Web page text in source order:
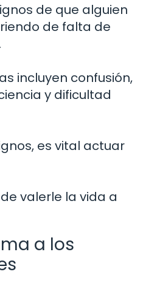
de que alguien
de falta de
incluyen confusión,
y dificultad
es vital actuar
valerle la vida a
a los